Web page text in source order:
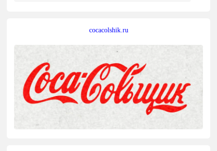
cocacolshik.ru